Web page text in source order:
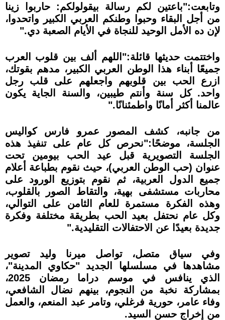
وتابعت:"باعتين لكم رسالة بيقولولكم: حاربوا زينا
من أجل البقاء وحبوا وطنكم العربي الكبير واتحدوا،
لإن ده الأمل الوحيد للنجاة في الأيام الصعبة دي."
واختتمت حديثها قائلة:"اللهم ألف بين قلوب العرب
جميعًا أبناء هذا الوطن العربي الكبير، مدهم بقوتك،
ازرع الحب بين قلوبهم واجعلهم على قلب رجل
واحد. كل سنة وأنتم طيبين، والسنة الجاية يكون
عالمنا أكثر أمانًا واطمئنانًا."
من جانبه، كشف المصور عمرو فارس كواليس
الجلسة، موضحًا:"نحرص كل عام على تنفيذ هذه
الجلسة التصويرية قبل عيد الحب بيومين تحت
عنوان (حب الوطن العربي)، حيث نقوم بطباعة أعلام
جميع الدول العربية، ثم نقوم بتوزيع الورود على
محاربات مستشفى بهية، والتقاط الصور بالقلوب،
وهذه الفكرة مستمرة للعام الثامن على التوالي،
وكل عام نحتفل بعيد الحب بطريقة مختلفة وفكرة
جديدة بعيدًا عن الاحتفالات التقليدية."
وفي سياق متصل، تواصل ميرنا وليد تصوير
مشاهدها في مسلسلها الجديد "حكاوي المدينة"،
الذي ينافس في موسم دراما رمضان 2025،
بمشاركة نخبة من النجوم، بينهم نضال الشافعي،
وفاء عامر، حورية فرغلي، وتامر عبد المنعم، والعمل
من إخراج حسن السيد.